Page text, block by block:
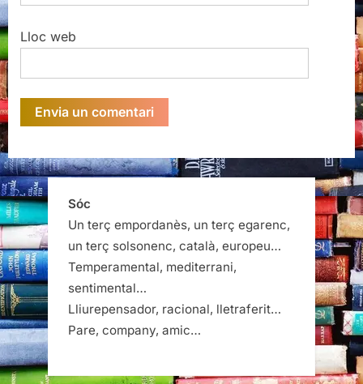
Lloc web
Sóc
Un terç empordanès, un terç egarenc,
un terç solsonenc, català, europeu…
Temperamental, mediterrani,
sentimental…
Lliurepensador, racional, lletraferit…
Pare, company, amic…